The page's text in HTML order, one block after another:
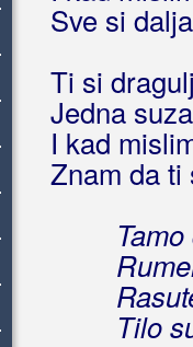
Sve si
Ti si
Jedna
I kad
Znam da ti
Tilo